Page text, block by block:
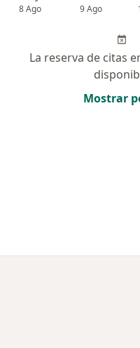
8 Ago 9 Ago
La reserva de citas
Mostrar